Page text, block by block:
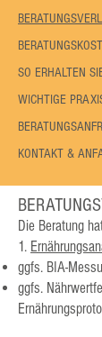
SO ERHALTEN
WICHTIGE
KONTAKT &
Die Beratung
1.
ggfs. BIA-
ggfs.